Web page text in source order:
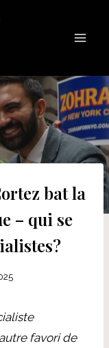
bat la
– qui se
favori de